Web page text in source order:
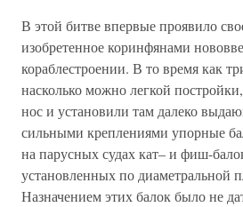
В этой битве впервые проявило
изобретенное коринфянами
кораблестроении. В то время как
насколько можно легкой
нос и установили там далеко
сильными креплениями упорные
на парусных судах кат– и фиш-
установленных по диаметральной
Назначением этих балок было не